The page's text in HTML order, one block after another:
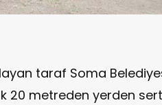
taraf Soma
20 metreden yerden